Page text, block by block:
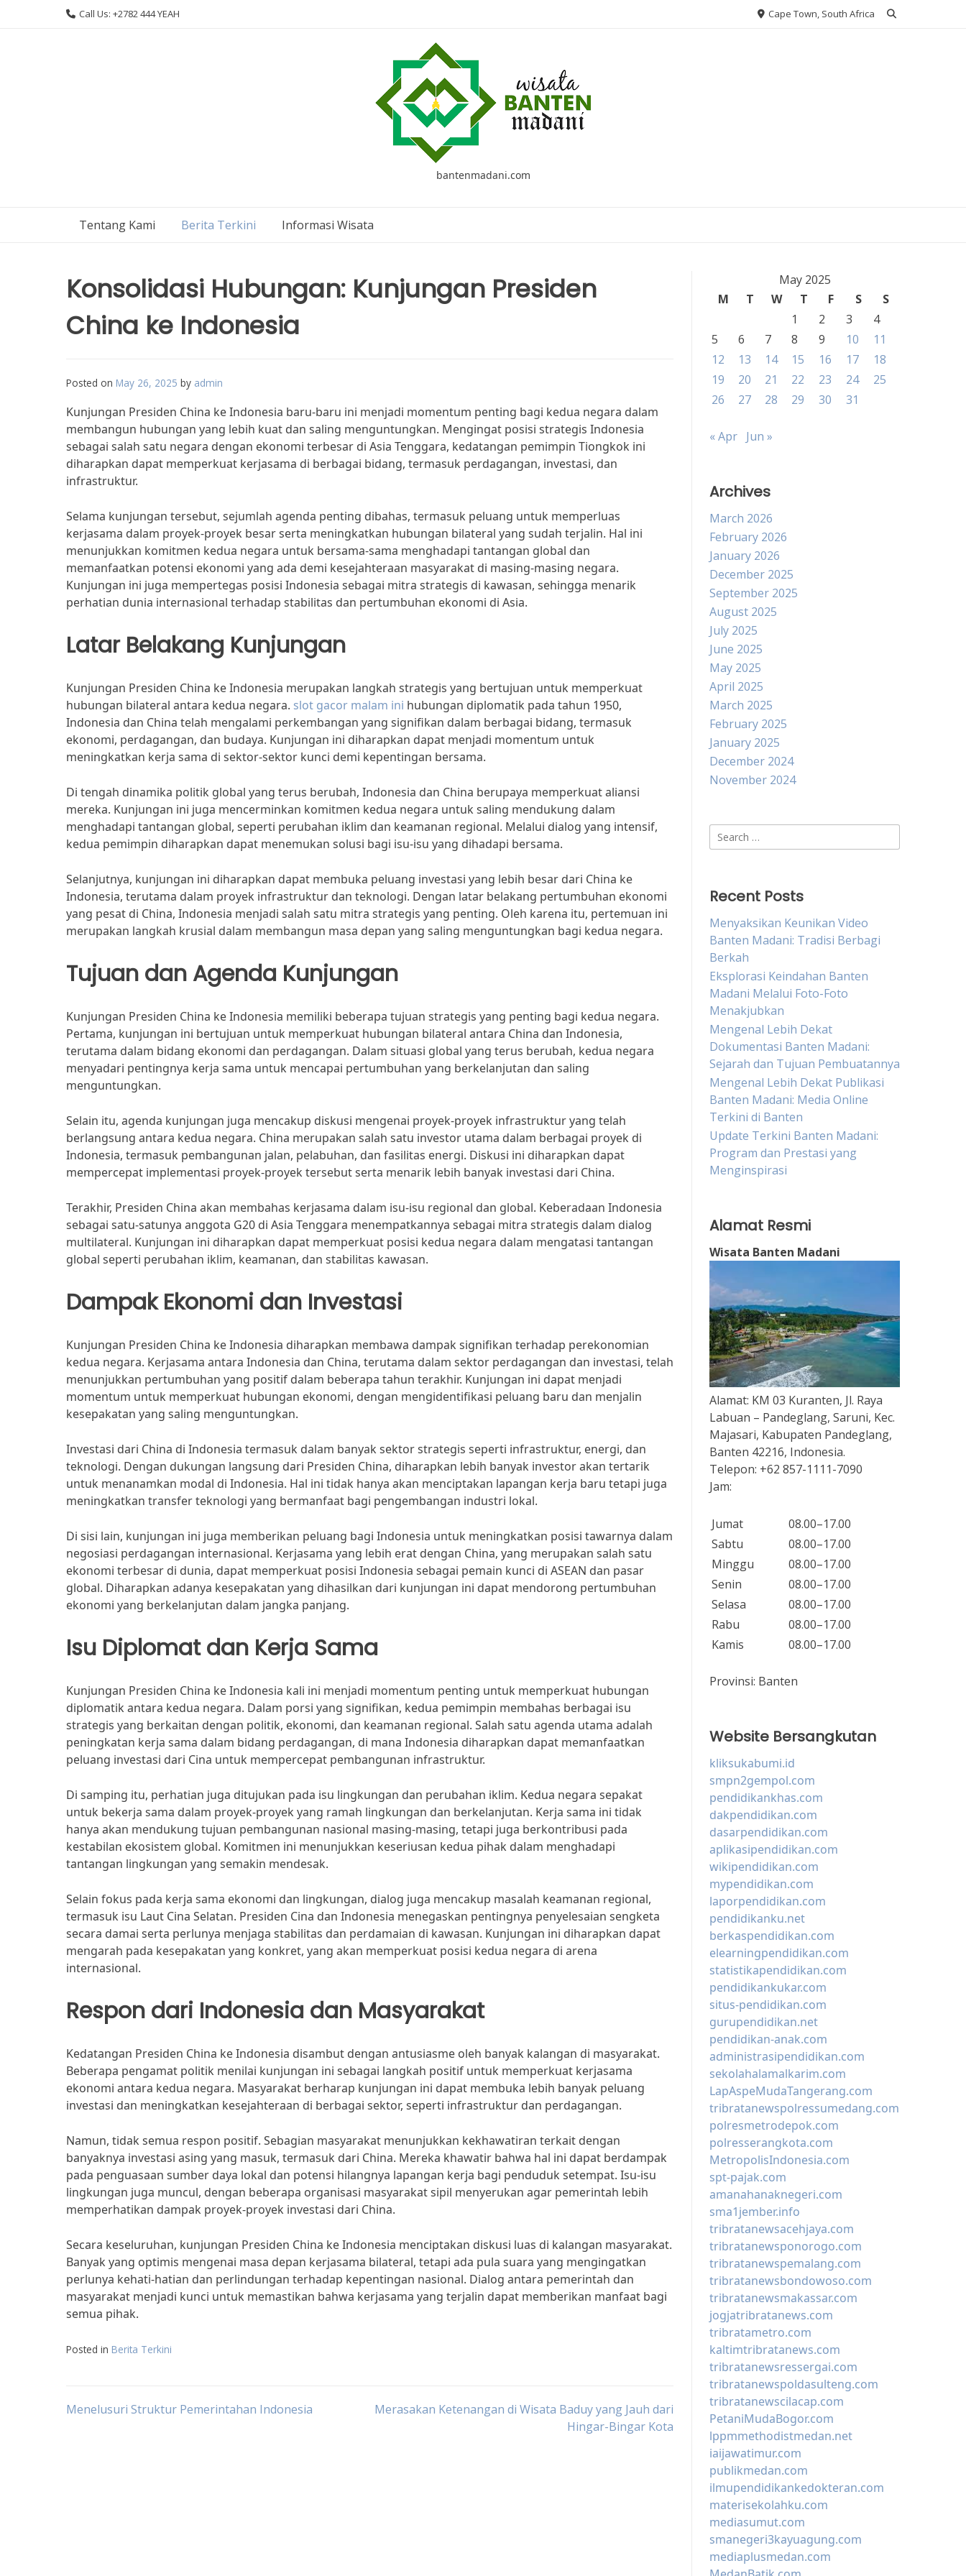
Call Us: +2782 444 YEAH Cape Town, South Africa
bantenmadani.com
Tentang Kami Berita Terkini Informasi Wisata
Konsolidasi Hubungan: Kunjungan Presiden
China ke Indonesia
Posted on May 26, 2025 by admin
Kunjungan Presiden China ke Indonesia baru-baru ini menjadi momentum penting bagi kedua negara dalam
membangun hubungan yang lebih kuat dan saling menguntungkan. Mengingat posisi strategis Indonesia
sebagai salah satu negara dengan ekonomi terbesar di Asia Tenggara, kedatangan pemimpin Tiongkok ini
diharapkan dapat memperkuat kerjasama di berbagai bidang, termasuk perdagangan, investasi, dan
infrastruktur.
Selama kunjungan tersebut, sejumlah agenda penting dibahas, termasuk peluang untuk memperluas
kerjasama dalam proyek-proyek besar serta meningkatkan hubungan bilateral yang sudah terjalin. Hal ini
menunjukkan komitmen kedua negara untuk bersama-sama menghadapi tantangan global dan
memanfaatkan potensi ekonomi yang ada demi kesejahteraan masyarakat di masing-masing negara.
Kunjungan ini juga mempertegas posisi Indonesia sebagai mitra strategis di kawasan, sehingga menarik
perhatian dunia internasional terhadap stabilitas dan pertumbuhan ekonomi di Asia.
Latar Belakang Kunjungan
Kunjungan Presiden China ke Indonesia merupakan langkah strategis yang bertujuan untuk memperkuat
hubungan bilateral antara kedua negara. slot gacor malam ini hubungan diplomatik pada tahun 1950,
Indonesia dan China telah mengalami perkembangan yang signifikan dalam berbagai bidang, termasuk
ekonomi, perdagangan, dan budaya. Kunjungan ini diharapkan dapat menjadi momentum untuk
meningkatkan kerja sama di sektor-sektor kunci demi kepentingan bersama.
Di tengah dinamika politik global yang terus berubah, Indonesia dan China berupaya memperkuat aliansi
mereka. Kunjungan ini juga mencerminkan komitmen kedua negara untuk saling mendukung dalam
menghadapi tantangan global, seperti perubahan iklim dan keamanan regional. Melalui dialog yang intensif,
kedua pemimpin diharapkan dapat menemukan solusi bagi isu-isu yang dihadapi bersama.
Selanjutnya, kunjungan ini diharapkan dapat membuka peluang investasi yang lebih besar dari China ke
Indonesia, terutama dalam proyek infrastruktur dan teknologi. Dengan latar belakang pertumbuhan ekonomi
yang pesat di China, Indonesia menjadi salah satu mitra strategis yang penting. Oleh karena itu, pertemuan ini
merupakan langkah krusial dalam membangun masa depan yang saling menguntungkan bagi kedua negara.
Tujuan dan Agenda Kunjungan
Kunjungan Presiden China ke Indonesia memiliki beberapa tujuan strategis yang penting bagi kedua negara.
Pertama, kunjungan ini bertujuan untuk memperkuat hubungan bilateral antara China dan Indonesia,
terutama dalam bidang ekonomi dan perdagangan. Dalam situasi global yang terus berubah, kedua negara
menyadari pentingnya kerja sama untuk mencapai pertumbuhan yang berkelanjutan dan saling
menguntungkan.
Selain itu, agenda kunjungan juga mencakup diskusi mengenai proyek-proyek infrastruktur yang telah
berlangsung antara kedua negara. China merupakan salah satu investor utama dalam berbagai proyek di
Indonesia, termasuk pembangunan jalan, pelabuhan, dan fasilitas energi. Diskusi ini diharapkan dapat
mempercepat implementasi proyek-proyek tersebut serta menarik lebih banyak investasi dari China.
Terakhir, Presiden China akan membahas kerjasama dalam isu-isu regional dan global. Keberadaan Indonesia
sebagai satu-satunya anggota G20 di Asia Tenggara menempatkannya sebagai mitra strategis dalam dialog
multilateral. Kunjungan ini diharapkan dapat memperkuat posisi kedua negara dalam mengatasi tantangan
global seperti perubahan iklim, keamanan, dan stabilitas kawasan.
Dampak Ekonomi dan Investasi
Kunjungan Presiden China ke Indonesia diharapkan membawa dampak signifikan terhadap perekonomian
kedua negara. Kerjasama antara Indonesia dan China, terutama dalam sektor perdagangan dan investasi, telah
menunjukkan pertumbuhan yang positif dalam beberapa tahun terakhir. Kunjungan ini dapat menjadi
momentum untuk memperkuat hubungan ekonomi, dengan mengidentifikasi peluang baru dan menjalin
kesepakatan yang saling menguntungkan.
Investasi dari China di Indonesia termasuk dalam banyak sektor strategis seperti infrastruktur, energi, dan
teknologi. Dengan dukungan langsung dari Presiden China, diharapkan lebih banyak investor akan tertarik
untuk menanamkan modal di Indonesia. Hal ini tidak hanya akan menciptakan lapangan kerja baru tetapi juga
meningkatkan transfer teknologi yang bermanfaat bagi pengembangan industri lokal.
Di sisi lain, kunjungan ini juga memberikan peluang bagi Indonesia untuk meningkatkan posisi tawarnya dalam
negosiasi perdagangan internasional. Kerjasama yang lebih erat dengan China, yang merupakan salah satu
ekonomi terbesar di dunia, dapat memperkuat posisi Indonesia sebagai pemain kunci di ASEAN dan pasar
global. Diharapkan adanya kesepakatan yang dihasilkan dari kunjungan ini dapat mendorong pertumbuhan
ekonomi yang berkelanjutan dalam jangka panjang.
Isu Diplomat dan Kerja Sama
Kunjungan Presiden China ke Indonesia kali ini menjadi momentum penting untuk memperkuat hubungan
diplomatik antara kedua negara. Dalam porsi yang signifikan, kedua pemimpin membahas berbagai isu
strategis yang berkaitan dengan politik, ekonomi, dan keamanan regional. Salah satu agenda utama adalah
peningkatan kerja sama dalam bidang perdagangan, di mana Indonesia diharapkan dapat memanfaatkan
peluang investasi dari Cina untuk mempercepat pembangunan infrastruktur.
Di samping itu, perhatian juga ditujukan pada isu lingkungan dan perubahan iklim. Kedua negara sepakat
untuk bekerja sama dalam proyek-proyek yang ramah lingkungan dan berkelanjutan. Kerja sama ini tidak
hanya akan mendukung tujuan pembangunan nasional masing-masing, tetapi juga berkontribusi pada
kestabilan ekosistem global. Komitmen ini menunjukkan keseriusan kedua pihak dalam menghadapi
tantangan lingkungan yang semakin mendesak.
Selain fokus pada kerja sama ekonomi dan lingkungan, dialog juga mencakup masalah keamanan regional,
termasuk isu Laut Cina Selatan. Presiden Cina dan Indonesia menegaskan pentingnya penyelesaian sengketa
secara damai serta perlunya menjaga stabilitas dan perdamaian di kawasan. Kunjungan ini diharapkan dapat
mengarah pada kesepakatan yang konkret, yang akan memperkuat posisi kedua negara di arena
internasional.
Respon dari Indonesia dan Masyarakat
Kedatangan Presiden China ke Indonesia disambut dengan antusiasme oleh banyak kalangan di masyarakat.
Beberapa pengamat politik menilai kunjungan ini sebagai langkah positif untuk memperkuat kerjasama
ekonomi antara kedua negara. Masyarakat berharap kunjungan ini dapat membuka lebih banyak peluang
investasi dan meningkatkan kesejahteraan di berbagai sektor, seperti infrastruktur dan perdagangan.
Namun, tidak semua respon positif. Sebagian masyarakat menunjukkan kekhawatiran terkait dengan
banyaknya investasi asing yang masuk, termasuk dari China. Mereka khawatir bahwa hal ini dapat berdampak
pada penguasaan sumber daya lokal dan potensi hilangnya lapangan kerja bagi penduduk setempat. Isu-isu
lingkungan juga muncul, dengan beberapa organisasi masyarakat sipil menyerukan agar pemerintah lebih
memperhatikan dampak proyek-proyek investasi dari China.
Secara keseluruhan, kunjungan Presiden China ke Indonesia menciptakan diskusi luas di kalangan masyarakat.
Banyak yang optimis mengenai masa depan kerjasama bilateral, tetapi ada pula suara yang mengingatkan
perlunya kehati-hatian dan perlindungan terhadap kepentingan nasional. Dialog antara pemerintah dan
masyarakat menjadi kunci untuk memastikan bahwa kerjasama yang terjalin dapat memberikan manfaat bagi
semua pihak.
Posted in Berita Terkini
Post
Menelusuri Struktur Pemerintahan Indonesia
Merasakan Ketenangan di Wisata Baduy yang Jauh dari
Hingar-Bingar Kota
May 2025
M
T W T F S
S
1
2 3
4
5
6 7 8 9 10
11
12
13 14 15 16 17
18
19
20 21 22 23 24
25
26
27 28 29 30 31
« Apr Jun »
Archives
March 2026
February 2026
January 2026
December 2025
September 2025
August 2025
July 2025
June 2025
May 2025
April 2025
March 2025
February 2025
January 2025
December 2024
November 2024
Search
for:
Recent Posts
Menyaksikan Keunikan Video
Banten Madani: Tradisi Berbagi
Berkah
Eksplorasi Keindahan Banten
Madani Melalui Foto-Foto
Menakjubkan
Mengenal Lebih Dekat
Dokumentasi Banten Madani:
Sejarah dan Tujuan Pembuatannya
Mengenal Lebih Dekat Publikasi
Banten Madani: Media Online
Terkini di Banten
Update Terkini Banten Madani:
Program dan Prestasi yang
Menginspirasi
Alamat Resmi
Wisata Banten Madani
Alamat: KM 03 Kuranten, Jl. Raya
Labuan – Pandeglang, Saruni, Kec.
Majasari, Kabupaten Pandeglang,
Banten 42216, Indonesia.
Telepon: +62 857-1111-7090
Jam:
Jumat
08.00–17.00
Sabtu
08.00–17.00
Minggu
08.00–17.00
Senin
08.00–17.00
Selasa
08.00–17.00
Rabu
08.00–17.00
Kamis
08.00–17.00
Provinsi: Banten
Website Bersangkutan
kliksukabumi.id
smpn2gempol.com
pendidikankhas.com
dakpendidikan.com
dasarpendidikan.com
aplikasipendidikan.com
wikipendidikan.com
mypendidikan.com
laporpendidikan.com
pendidikanku.net
berkaspendidikan.com
elearningpendidikan.com
statistikapendidikan.com
pendidikankukar.com
situs-pendidikan.com
gurupendidikan.net
pendidikan-anak.com
administrasipendidikan.com
sekolahalamalkarim.com
LapAspeMudaTangerang.com
tribratanewspolressumedang.com
polresmetrodepok.com
polresserangkota.com
MetropolisIndonesia.com
spt-pajak.com
amanahanaknegeri.com
sma1jember.info
tribratanewsacehjaya.com
tribratanewsponorogo.com
tribratanewspemalang.com
tribratanewsbondowoso.com
tribratanewsmakassar.com
jogjatribratanews.com
tribratametro.com
kaltimtribratanews.com
tribratanewsressergai.com
tribratanewspoldasulteng.com
tribratanewscilacap.com
PetaniMudaBogor.com
lppmmethodistmedan.net
iaijawatimur.com
publikmedan.com
ilmupendidikankedokteran.com
materisekolahku.com
mediasumut.com
smanegeri3kayuagung.com
mediaplusmedan.com